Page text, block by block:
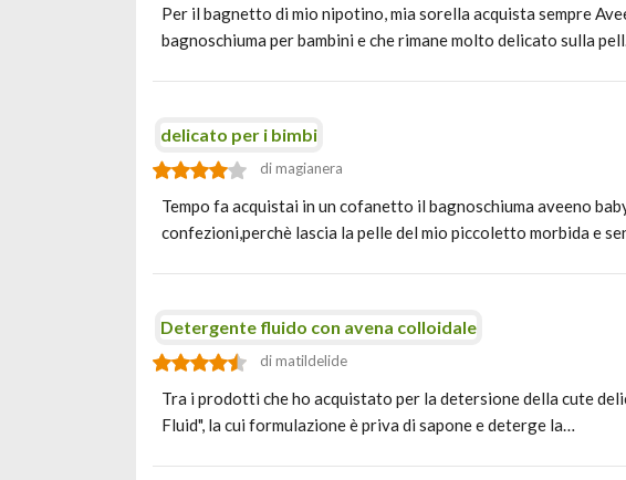
Per il bagnetto di mio nipotino, mia sorella acquista sempre
bagnoschiuma per bambini e che rimane molto delicato sulla
delicato per i bimbi
di magianera
Tempo fa acquistai in un cofanetto il bagnoschiuma aveeno
confezioni,perchè lascia la pelle del mio piccoletto morbida e
Detergente fluido con avena colloidale
di matildelide
Tra i prodotti che ho acquistato per la detersione della cute
Fluid", la cui formulazione è priva di sapone e deterge la…